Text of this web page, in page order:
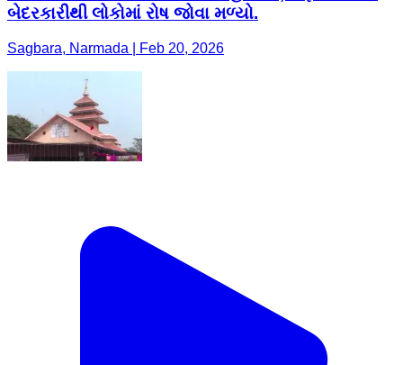
બેદરકારીથી લોકોમાં રોષ જોવા મળ્યો.
Sagbara, Narmada | Feb 20, 2026